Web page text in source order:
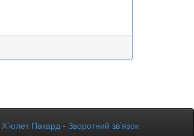
Х’юлет Пакард - Зворотний зв’язок